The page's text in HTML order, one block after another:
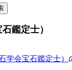
鑑定士）
学会宝石鑑定士）